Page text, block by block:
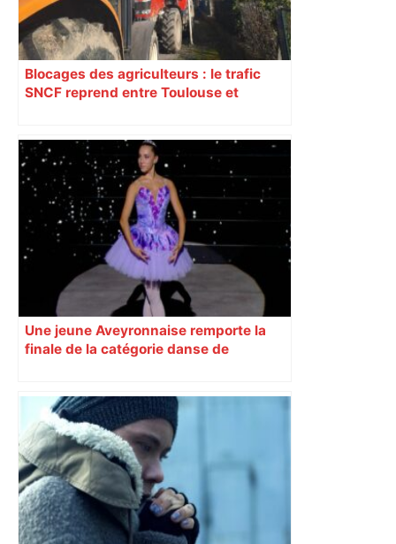
Blocages des agriculteurs : le trafic
SNCF reprend entre Toulouse et
Une jeune Aveyronnaise remporte la
finale de la catégorie danse de